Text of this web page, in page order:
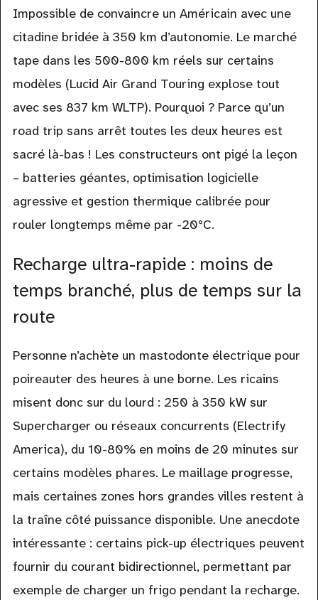
Impossible de convaincre un Américain avec une
citadine bridée à 350 km d’autonomie. Le marché
tape dans les 500-800 km réels sur certains
modèles (Lucid Air Grand Touring explose tout
avec ses 837 km WLTP). Pourquoi ? Parce qu’un
road trip sans arrêt toutes les deux heures est
sacré là-bas ! Les constructeurs ont pigé la leçon
– batteries géantes, optimisation logicielle
agressive et gestion thermique calibrée pour
rouler longtemps même par -20°C.
Recharge ultra-rapide : moins de
temps branché, plus de temps sur la
route
Personne n’achète un mastodonte électrique pour
poireauter des heures à une borne. Les ricains
misent donc sur du lourd : 250 à 350 kW sur
Supercharger ou réseaux concurrents (Electrify
America), du 10-80% en moins de 20 minutes sur
certains modèles phares. Le maillage progresse,
mais certaines zones hors grandes villes restent à
la traîne côté puissance disponible. Une anecdote
intéressante : certains pick-up électriques peuvent
fournir du courant bidirectionnel, permettant par
exemple de charger un frigo pendant la recharge.